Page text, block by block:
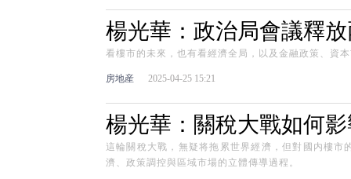
楊光華：政治局會議釋
看樓市的未來，也有看經濟全局，以及金融政策、資
房地産 2025-04-25 15:21
楊光華：關稅大戰如何
這輪關稅大戰，無疑将拖累世界經濟，但對國内樓
濟、政策調控與區域市場的立體傳導過程。